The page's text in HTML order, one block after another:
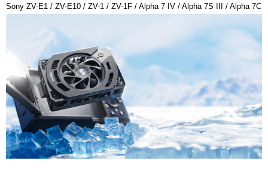
Sony ZV-E1 / ZV-E10 / ZV-1 / ZV-1F / Alpha 7 IV / Alpha 7S III / Alpha